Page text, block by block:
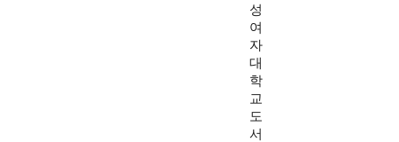
성
여
자
대
학
교
도
서